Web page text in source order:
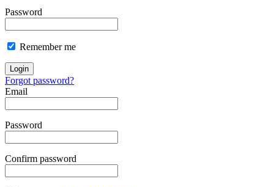
Password
Remember me
Login
Forgot password?
Email
Password
Confirm password